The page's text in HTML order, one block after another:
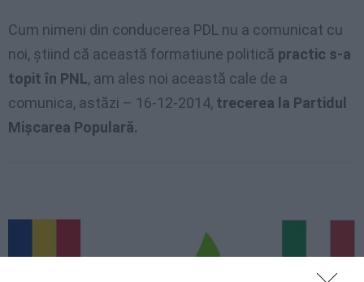
Cum nimeni din conducerea PDL nu a comunicat cu
noi, știind că această formatiune politică practic s-a
topit în PNL, am ales noi această cale de a
comunica, astăzi – 16-12-2014, trecerea la Partidul
Mișcarea Populară.